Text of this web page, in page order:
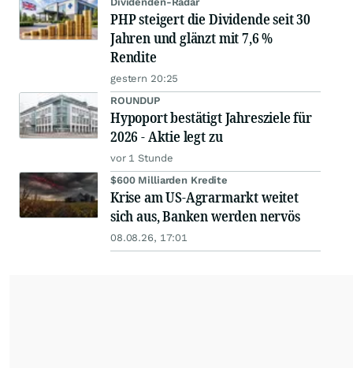
PHP steigert die Dividende seit 30
Jahren und glänzt mit 7,6 %
Rendite
gestern 20:25
ROUNDUP
Hypoport bestätigt Jahresziele für
2026 - Aktie legt zu
vor 1 Stunde
$600 Milliarden Kredite
Krise am US-Agrarmarkt weitet
sich aus, Banken werden nervös
08.08.26, 17:01